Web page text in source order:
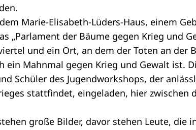
Marie-Elisabeth-Lüders-Haus, einem
„Parlament der Bäume gegen Krieg und
und ein Ort, an dem der Toten an der
ein Mahnmal gegen Krieg und Gewalt ist.
Schüler des Jugendworkshops, der
stattfindet, eingeladen, hier zwischen